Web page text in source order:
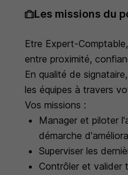
Les missions du
Etre Expert-
entre proximité,
En qualité de
les équipes à travers
Vos missions :
Manager et piloter
démarche
Superviser les
Contrôler et valider